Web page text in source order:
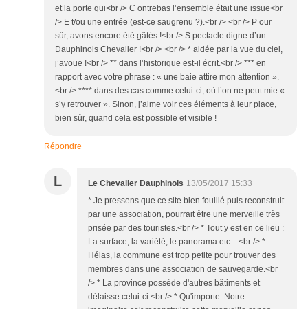
et la porte qui<br /> C ontrebas l’ensemble était une issue<br
/> E t/ou une entrée (est-ce saugrenu ?).<br /> <br /> P our
sûr, avons encore été gâtés !<br /> S pectacle digne d’un
Dauphinois Chevalier !<br /> <br /> * aidée par la vue du ciel,
j’avoue !<br /> ** dans l’historique est-il écrit.<br /> *** en
rapport avec votre phrase : « une baie attire mon attention ».
<br /> **** dans des cas comme celui-ci, où l’on ne peut mie «
s’y retrouver ». Sinon, j’aime voir ces éléments à leur place,
bien sûr, quand cela est possible et visible !
Répondre
L Le Chevalier Dauphinois 13/05/2017 15:33
* Je pressens que ce site bien fouillé puis reconstruit
par une association, pourrait être une merveille très
prisée par des touristes.<br /> * Tout y est en ce lieu :
La surface, la variété, le panorama etc....<br /> *
Hélas, la commune est trop petite pour trouver des
membres dans une association de sauvegarde.<br
/> * La province possède d'autres bâtiments et
délaisse celui-ci.<br /> * Qu'importe. Notre